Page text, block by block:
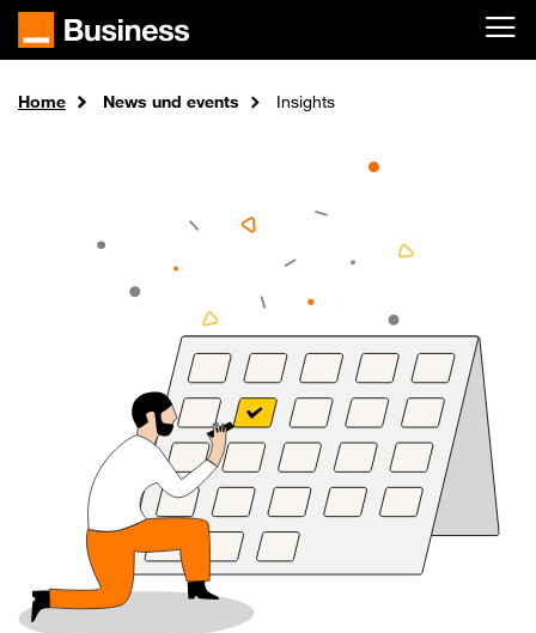
Skip to main content
Home News und events Insights